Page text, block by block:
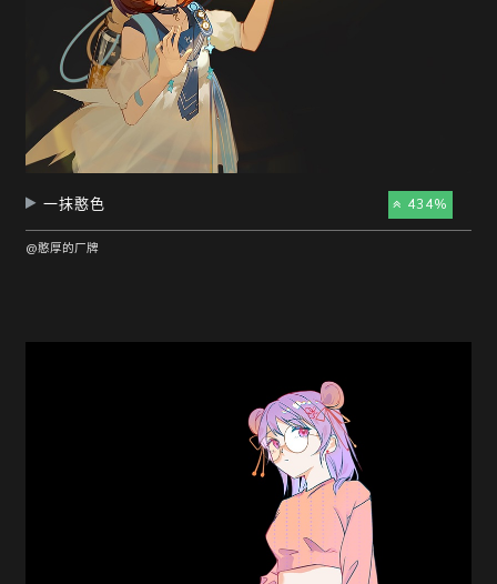
434%
一抹憨色
@憨厚的厂牌